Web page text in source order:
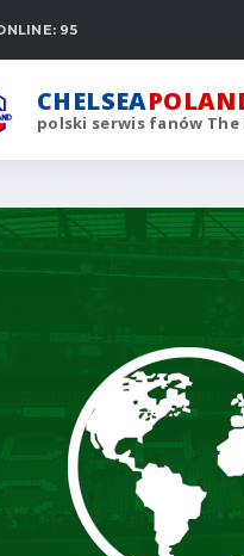
95
CHELSEA
polski serwis fanów The